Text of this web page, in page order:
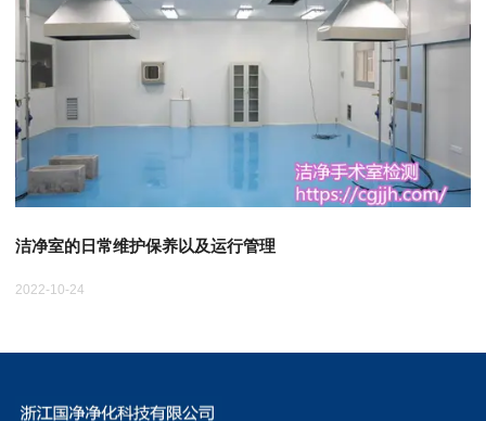
洁净室的日常维护保养以及运行管理
2022-10-24